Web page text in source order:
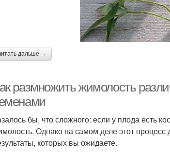
дальше →
размножить жимолость
бы, что сложного: если у плода есть
Однако на самом деле этот процесс
которых вы ожидаете.